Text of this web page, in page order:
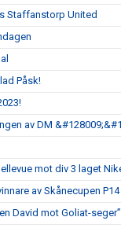
Staffanstorp United
Påsk!
av DM
mot div 3 laget
av Skånecupen P14
David mot Goliat-seger”